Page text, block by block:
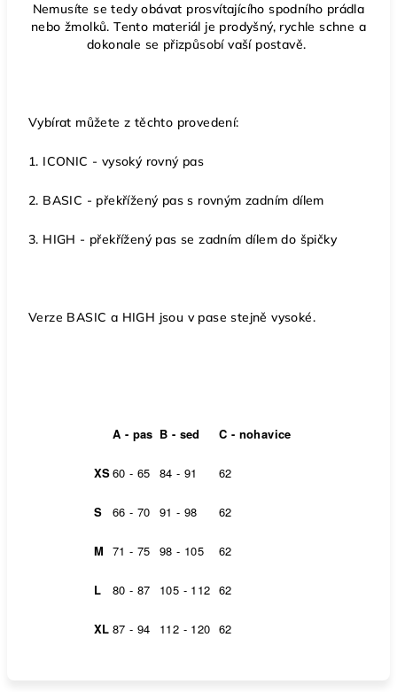
Nemusíte se tedy obávat prosvítajícího spodního prádla
nebo žmolků. Tento materiál je prodyšný, rychle schne a
dokonale se přizpůsobí vaší postavě.
Vybírat můžete z těchto provedení:
1. ICONIC - vysoký rovný pas
2. BASIC - překřížený pas s rovným zadním dílem
3. HIGH - překřížený pas se zadním dílem do špičky
Verze BASIC a HIGH jsou v pase stejně vysoké.
A - pas B - sed C - nohavice
XS60 - 65 84 - 91 62
S 66 - 70 91 - 98 62
M 71 - 75 98 - 105 62
L 80 - 87 105 - 112 62
XL 87 - 94 112 - 120 62